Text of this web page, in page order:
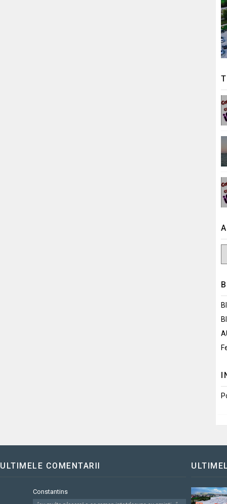
ULTIMELE COMENTARII
Constantins